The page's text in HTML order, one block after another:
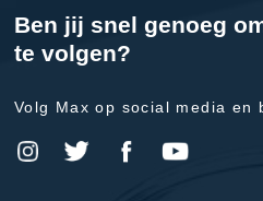
Ben jij snel genoeg
te volgen?
Volg Max op social media en